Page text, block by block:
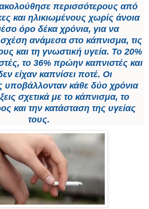
περισσότερους από
και ηλικιωμένους χωρίς άνοια
όρο δέκα χρόνια, για να
σχέση ανάμεσα στο κάπνισμα, τις
και τη γνωστική υγεία. Το 20%
το 36% πρώην καπνιστές και
είχαν καπνίσει ποτέ. Οι
υποβάλλονταν κάθε δύο χρόνια
σχετικά με το κάπνισμα, το
και την κατάσταση της υγείας
τους.